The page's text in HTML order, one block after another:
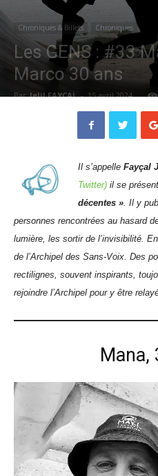
Chroniques & Billets Chroniques
Les GENS : #33
Marco 30 ans
Par Jelil FAYCAL - 15 avril 2024
Il s’appelle Fayçal
Twitter) il se
décentes ». Il y
personnes rencontrées au hasard
lumière, les sortir de l’invisibilité.
de l’Archipel des Sans-Voix. Des
rectilignes, souvent inspirants,
rejoindre l’Archipel pour y être
Mana,